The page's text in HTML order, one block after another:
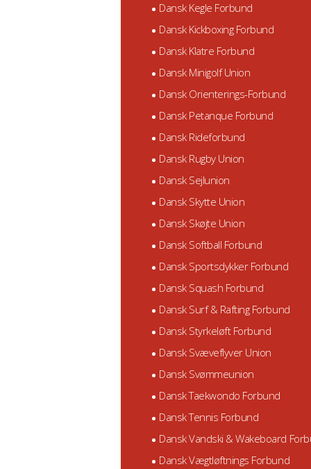
Dansk Kegle Forbund
Dansk Kickboxing Forbund
Dansk Klatre Forbund
Dansk Minigolf Union
Dansk Orienterings-Forbund
Dansk Petanque Forbund
Dansk Rideforbund
Dansk Rugby Union
Dansk Sejlunion
Dansk Skytte Union
Dansk Skøjte Union
Dansk Softball Forbund
Dansk Sportsdykker Forbund
Dansk Squash Forbund
Dansk Surf & Rafting Forbund
Dansk Styrkeløft Forbund
Dansk Svæveflyver Union
Dansk Svømmeunion
Dansk Taekwondo Forbund
Dansk Tennis Forbund
Dansk Vandski & Wakeboard
Dansk Vægtløftnings Forbund